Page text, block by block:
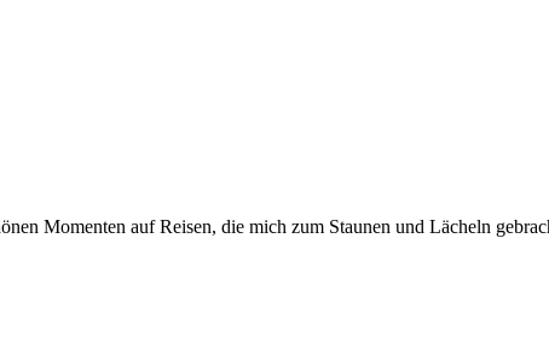
Momenten auf Reisen, die mich zum Staunen und Lächeln